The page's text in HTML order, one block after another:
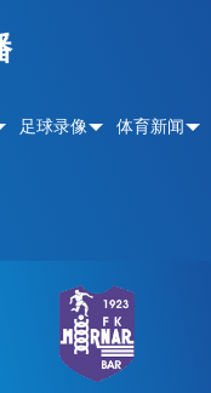
足球录像 体育新闻